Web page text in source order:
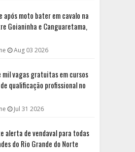
após moto bater em cavalo na
Goianinha e Canguaretama,
Aug 03 2026
mil vagas gratuitas em cursos
qualificação profissional no
Jul 31 2026
alerta de vendaval para todas
do Rio Grande do Norte